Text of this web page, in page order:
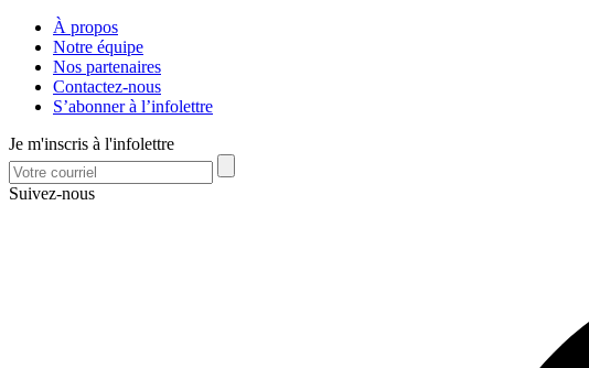
À propos
Notre équipe
Nos partenaires
Contactez-nous
S’abonner à l’infolettre
Je m'inscris à l'infolettre
Suivez-nous